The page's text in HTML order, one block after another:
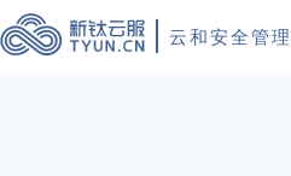
云和安全管